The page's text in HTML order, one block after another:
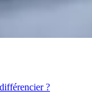
?